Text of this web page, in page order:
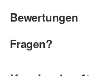
Bewertungen
Fragen?